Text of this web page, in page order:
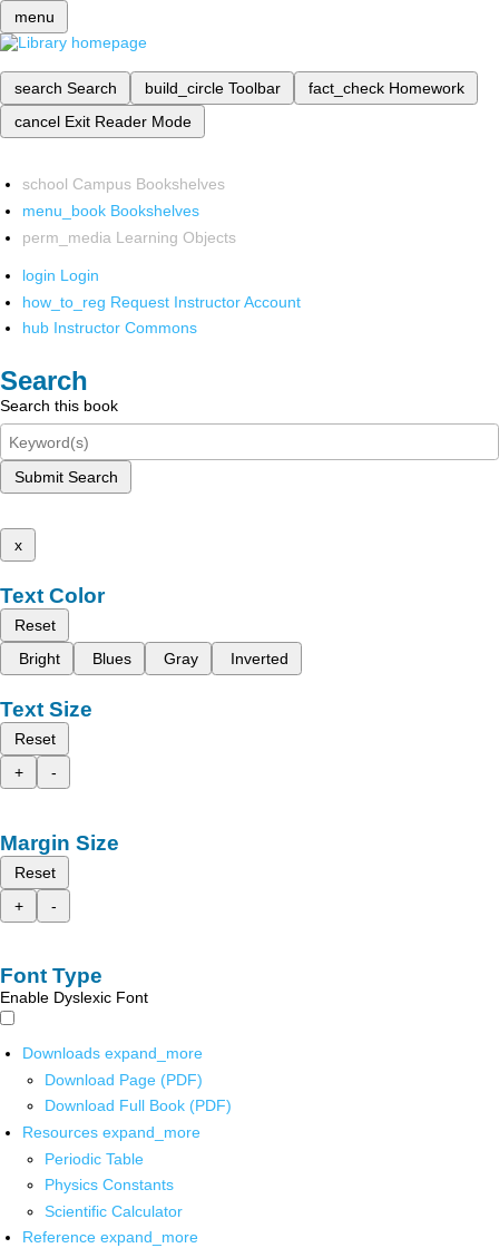
menu
search Search build_circle Toolbar fact_check Homework
cancel Exit Reader Mode
school Campus Bookshelves
menu_book Bookshelves
perm_media Learning Objects
login Login
how_to_reg Request Instructor Account
hub Instructor Commons
Search
Search this book
Submit Search
x
Text Color
Reset
Bright
Blues Gray Inverted
Text Size
Reset
+
-
Margin Size
Reset
+
-
Font Type
Enable Dyslexic Font
Downloads expand_more
Download Page (PDF)
Download Full Book (PDF)
Resources expand_more
Periodic Table
Physics Constants
Scientific Calculator
Reference expand_more